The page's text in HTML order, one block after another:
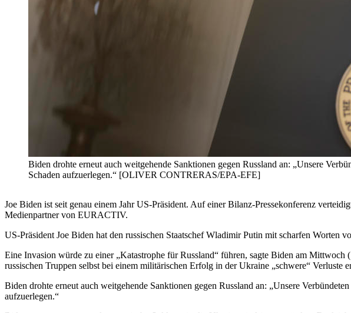
Biden drohte erneut auch weitgehende Sanktionen gegen Russland an: „Unsere
Schaden aufzuerlegen.“ [OLIVER CONTRERAS/EPA-EFE]
Joe Biden ist seit genau einem Jahr US-Präsident. Auf einer Bilanz-Pressekonferenz
Medienpartner von EURACTIV.
US-Präsident Joe Biden hat den russischen Staatschef Wladimir Putin mit scharfen Worten
Eine Invasion würde zu einer „Katastrophe für Russland“ führen, sagte Biden am Mittwoch
russischen Truppen selbst bei einem militärischen Erfolg in der Ukraine „schwere“ Verluste
Biden drohte erneut auch weitgehende Sanktionen gegen Russland an: „Unsere
aufzuerlegen.“